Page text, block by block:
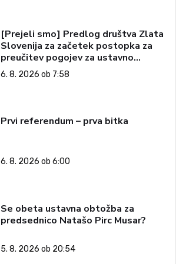
[Prejeli smo] Predlog društva Zlata
Slovenija za začetek postopka za
preučitev pogojev za ustavno
obtožbo predsednice Republike
Slovenije
6. 8. 2026 ob 7:58
Prvi referendum – prva bitka
6. 8. 2026 ob 6:00
Se obeta ustavna obtožba za
predsednico Natašo Pirc Musar?
5. 8. 2026 ob 20:54